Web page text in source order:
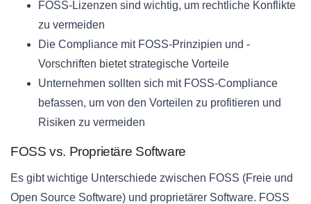
FOSS-Lizenzen sind wichtig, um rechtliche Konflikte
zu vermeiden
Die Compliance mit FOSS-Prinzipien und -
Vorschriften bietet strategische Vorteile
Unternehmen sollten sich mit FOSS-Compliance
befassen, um von den Vorteilen zu profitieren und
Risiken zu vermeiden
FOSS vs. Proprietäre Software
Es gibt wichtige Unterschiede zwischen FOSS (Freie und
Open Source Software) und proprietärer Software. FOSS